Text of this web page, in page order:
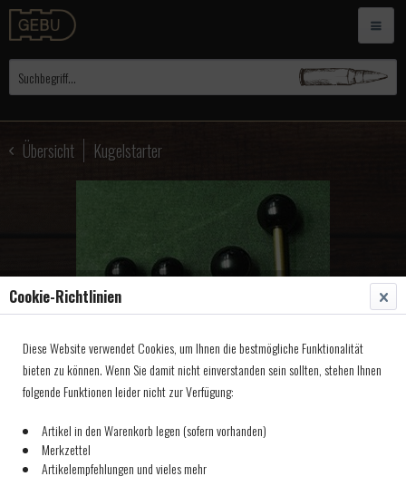
Übersicht Kugelstarter
Cookie-Richtlinien
Diese Website verwendet Cookies, um Ihnen die bestmögliche Funktionalität
bieten zu können. Wenn Sie damit nicht einverstanden sein sollten, stehen Ihnen
folgende Funktionen leider nicht zur Verfügung:
Artikel in den Warenkorb legen (sofern vorhanden)
Merkzettel
Artikelempfehlungen und vieles mehr